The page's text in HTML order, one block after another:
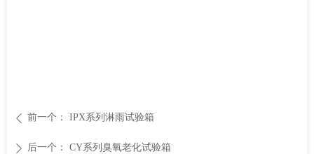
ꄴ 前一个： IPX系列淋雨试验箱
ꄲ 后一个： CY系列臭氧老化试验箱